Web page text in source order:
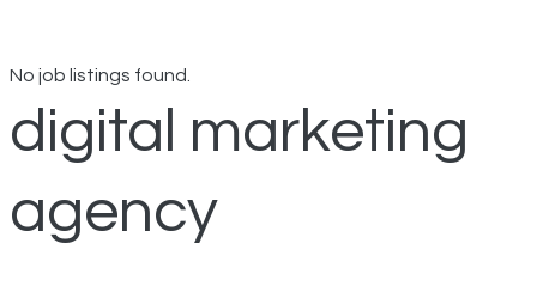
No job listings found.
digital marketing
agency